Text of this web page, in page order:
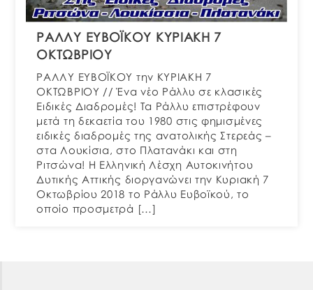
ΡΑΛΛΥ ΕΥΒΟΪΚΟΥ ΚΥΡΙΑΚΗ 7
ΟΚΤΩΒΡΙΟΥ
ΡΑΛΛΥ ΕΥΒΟΪΚΟΥ την ΚΥΡΙΑΚΗ 7
ΟΚΤΩΒΡΙΟΥ // Ένα νέο Ράλλυ σε κλασικές
Ειδικές Διαδρομές! Τα Ράλλυ επιστρέφουν
μετά τη δεκαετία του 1980 στις φημισμένες
ειδικές διαδρομές της ανατολικής Στερεάς –
στα Λουκίσια, στο Πλατανάκι και στη
Ριτσώνα! Η Ελληνική Λέσχη Αυτοκινήτου
Δυτικής Αττικής διοργανώνει την Κυριακή 7
Οκτωβρίου 2018 το Ράλλυ Ευβοϊκού, το
οποίο προσμετρά […]